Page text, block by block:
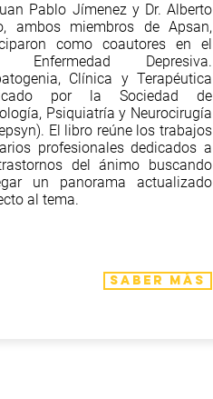
Pablo Jímenez y Dr. Alberto
ambos miembros de Apsan,
como coautores en el
Enfermedad Depresiva.
Clínica y Terapéutica
por la Sociedad de
Psiquiatría y Neurocirugía
El libro reúne los trabajos
profesionales dedicados a
del ánimo buscando
un panorama actualizado
al tema.
saber más